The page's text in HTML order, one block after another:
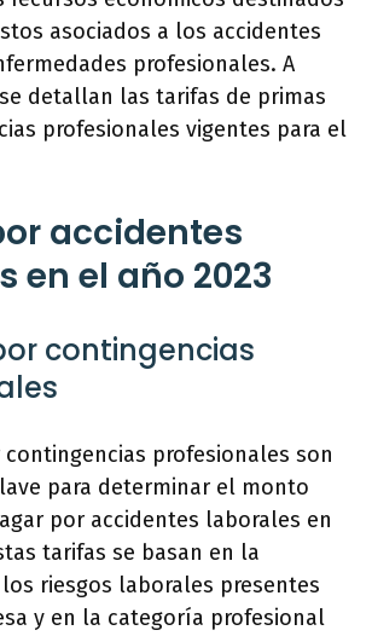
asociados a los accidentes
profesionales. A
detallan las tarifas de primas
profesionales vigentes para el
accidentes
en el año 2023
contingencias
profesionales son
para determinar el monto
por accidentes laborales en
tarifas se basan en la
riesgos laborales presentes
y en la categoría profesional